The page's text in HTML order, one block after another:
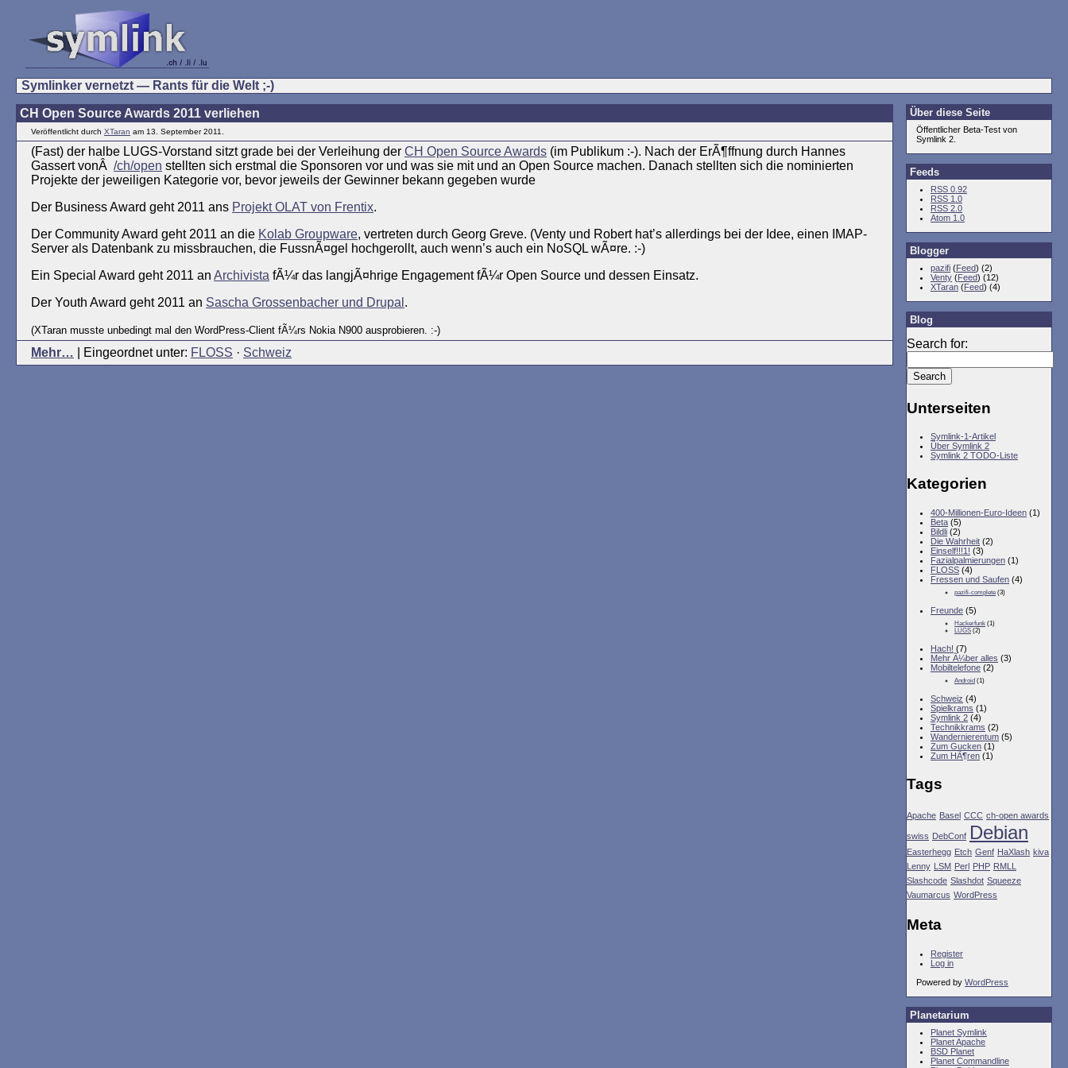
Symlinker vernetzt — Rants für die Welt ;-)
Über diese Seite
Öffentlicher Beta-Test von
Symlink 2.
Feeds
RSS 0.92
RSS 1.0
RSS 2.0
Atom 1.0
Blogger
pazifi (Feed) (2)
Venty (Feed) (12)
XTaran (Feed) (4)
Blog
Search for:
Unterseiten
Symlink-1-Artikel
Über Symlink 2
Symlink 2 TODO-Liste
Kategorien
400-Millionen-Euro-Ideen (1)
Beta (5)
Bildli (2)
Die Wahrheit (2)
Einself!!!1! (3)
Fazialpalmierungen (1)
FLOSS (4)
Fressen und Saufen (4)
pazifi-complete (3)
Freunde (5)
Hackerfunk (1)
LUGS (2)
Hach! (7)
Mehr Ã¼ber alles (3)
Mobiltelefone (2)
Android (1)
Schweiz (4)
Spielkrams (1)
Symlink 2 (4)
Technikkrams (2)
Wandernierentum (5)
Zum Gucken (1)
Zum HÃ¶ren (1)
Tags
Apache Basel CCC ch-open awards
swiss DebConf Debian
Easterhegg Etch Genf HaXlash kiva
Lenny
LSM Perl PHP RMLL
Slashcode Slashdot Squeeze
Vaumarcus WordPress
Meta
Register
Log in
Powered by WordPress
Planetarium
Planet Symlink
Planet Apache
BSD Planet
Planet Commandline
CH Open Source Awards 2011 verliehen
Veröffentlicht durch XTaran am 13. September 2011.
(Fast) der halbe LUGS-Vorstand sitzt grade bei der Verleihung der CH Open Source Awards (im Publikum :-). Nach der ErÃ¶ffnung durch Hannes
Gassert vonÂ /ch/open stellten sich erstmal die Sponsoren vor und was sie mit und an Open Source machen. Danach stellten sich die nominierten
Projekte der jeweiligen Kategorie vor, bevor jeweils der Gewinner bekann gegeben wurde
Der Business Award geht 2011 ans Projekt OLAT von Frentix.
Der Community Award geht 2011 an die Kolab Groupware, vertreten durch Georg Greve. (Venty und Robert hat’s allerdings bei der Idee, einen IMAP-
Server als Datenbank zu missbrauchen, die FussnÃ¤gel hochgerollt, auch wenn’s auch ein NoSQL wÃ¤re. :-)
Ein Special Award geht 2011 an Archivista fÃ¼r das langjÃ¤hrige Engagement fÃ¼r Open Source und dessen Einsatz.
Der Youth Award geht 2011 an Sascha Grossenbacher und Drupal .
(XTaran musste unbedingt mal den WordPress-Client fÃ¼rs Nokia N900 ausprobieren. :-)
Mehr… | Eingeordnet unter: FLOSS · Schweiz